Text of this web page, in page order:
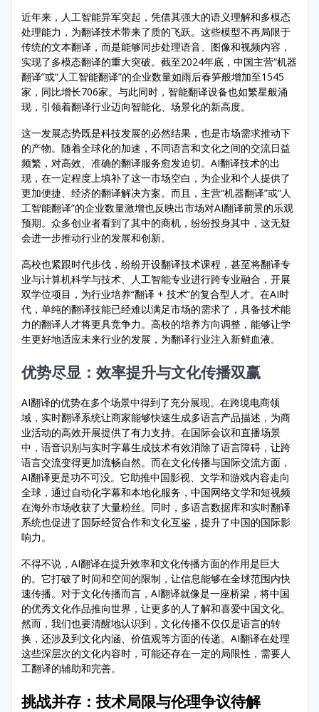
近年来，人工智能异军突起，凭借其强大的语义理解和多模态
处理能力，为翻译技术带来了质的飞跃。这些模型不再局限于
传统的文本翻译，而是能够同步处理语音、图像和视频内容，
实现了多模态翻译的重大突破。截至2024年底，中国主营“机器
翻译”或“人工智能翻译”的企业数量如雨后春笋般增加至1545
家，同比增长706家。与此同时，智能翻译设备也如繁星般涌
现，引领着翻译行业迈向智能化、场景化的新高度。
这一发展态势既是科技发展的必然结果，也是市场需求推动下
的产物。随着全球化的加速，不同语言和文化之间的交流日益
频繁，对高效、准确的翻译服务愈发迫切。AI翻译技术的出
现，在一定程度上填补了这一市场空白，为企业和个人提供了
更加便捷、经济的翻译解决方案。而且，主营“机器翻译”或“人
工智能翻译”的企业数量激增也反映出市场对AI翻译前景的乐观
预期。众多创业者看到了其中的商机，纷纷投身其中，这无疑
会进一步推动行业的发展和创新。
高校也紧跟时代步伐，纷纷开设翻译技术课程，甚至将翻译专
业与计算机科学与技术、人工智能专业进行跨专业融合，开展
双学位项目，为行业培养“翻译 + 技术”的复合型人才。在AI时
代，单纯的翻译技能已经难以满足市场的需求了，具备技术能
力的翻译人才将更具竞争力。高校的培养方向调整，能够让学
生更好地适应未来行业的发展，为翻译行业注入新鲜血液。
优势尽显：效率提升与文化传播双赢
AI翻译的优势在多个场景中得到了充分展现。在跨境电商领
域，实时翻译系统让商家能够快速生成多语言产品描述，为商
业活动的高效开展提供了有力支持。在国际会议和直播场景
中，语音识别与实时字幕生成技术有效消除了语言障碍，让跨
语言交流变得更加流畅自然。而在文化传播与国际交流方面，
AI翻译更是功不可没。它助推中国影视、文学和游戏内容走向
全球，通过自动化字幕和本地化服务，中国网络文学和短视频
在海外市场收获了大量粉丝。同时，多语言数据库和实时翻译
系统也促进了国际经贸合作和文化互鉴，提升了中国的国际影
响力。
不得不说，AI翻译在提升效率和文化传播方面的作用是巨大
的。它打破了时间和空间的限制，让信息能够在全球范围内快
速传播。对于文化传播而言，AI翻译就像是一座桥梁，将中国
的优秀文化作品推向世界，让更多的人了解和喜爱中国文化。
然而，我们也要清醒地认识到，文化传播不仅仅是语言的转
换，还涉及到文化内涵、价值观等方面的传递。AI翻译在处理
这些深层次的文化内容时，可能还存在一定的局限性，需要人
工翻译的辅助和完善。
挑战并存：技术局限与伦理争议待解